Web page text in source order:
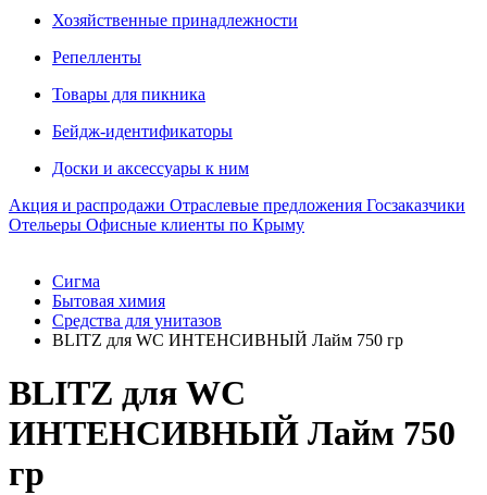
Хозяйственные принадлежности
Репелленты
Товары для пикника
Бейдж-идентификаторы
Доски и аксессуары к ним
Акция и распродажи Отраслевые предложения Госзаказчики
Отельеры Офисные клиенты по Крыму
Сигма
Бытовая химия
Средства для унитазов
BLITZ для WC ИНТЕНСИВНЫЙ Лайм 750 гр
BLITZ для WC
ИНТЕНСИВНЫЙ Лайм 750
гр